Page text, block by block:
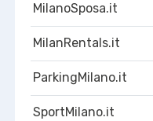
MilanoSposa.it
MilanRentals.it
ParkingMilano.it
SportMilano.it